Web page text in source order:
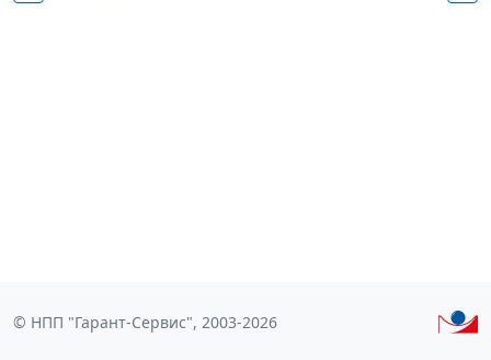
© НПП "Гарант-Сервис", 2003-2026